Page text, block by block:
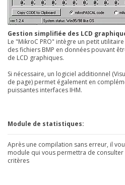
Gestion simplifiée des LCD
Le "MikroC PRO" intègre un petit
des fichiers BMP en données pouvant
de LCD graphiques.
Si nécessaire, un logiciel additionnel
de page) permet également en
puissantes interfaces IHM.
Module de statistiques:
Après une compilation sans erreur, il
module qui vous permettra de
critères